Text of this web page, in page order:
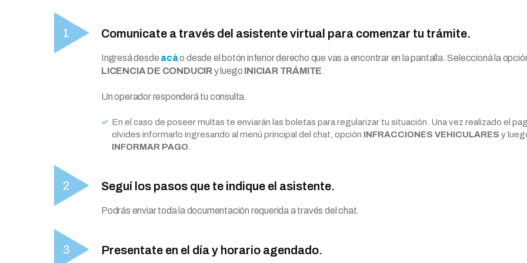
Comunicate a través del asistente virtual para comenzar tu trámite.
Ingresá desde acáo desde el botón inferior derecho que vas a encontrar en la pantalla. Seleccioná la
LICENCIA DE CONDUCIRy luego INICIAR TRÁMITE.
Un operador responderá tu consulta.
En el caso de poseer multas te enviarán las boletas para regularizar tu situación. Una vez realizado el
olvides informarlo ingresando al menú principal del chat, opción INFRACCIONES VEHICULARES y
INFORMAR PAGO
Seguí los pasos que te indique el asistente.
Podrás enviar toda la documentación requerida a través del chat.
Presentate en el día y horario agendado.